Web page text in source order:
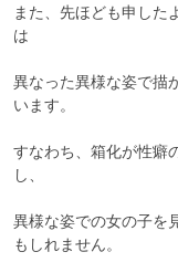
また、先ほども申した
は
異なった異様な姿で描
います。
すなわち、箱化が性癖
し、
異様な姿での女の子を
もしれません。